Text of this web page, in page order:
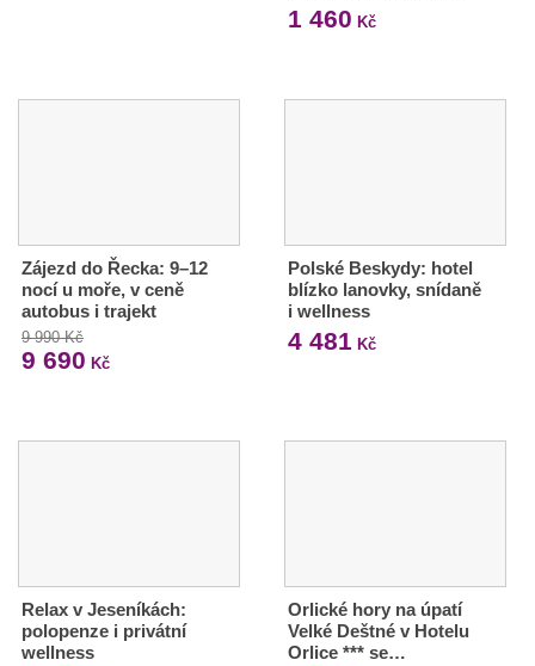
1 460 Kč
Zájezd do Řecka: 9–12
nocí u moře, v ceně
autobus i trajekt
9 990 Kč
9 690 Kč
Polské Beskydy: hotel
blízko lanovky, snídaně
i wellness
4 481 Kč
Relax v Jeseníkách:
polopenze i privátní
wellness
Orlické hory na úpatí
Velké Deštné v Hotelu
Orlice *** se…